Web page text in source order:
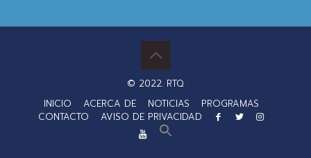
© 2022. RTQ
INICIO
ACERCA DE NOTICIAS
PROGRAMAS
CONTACTO
AVISO DE PRIVACIDAD